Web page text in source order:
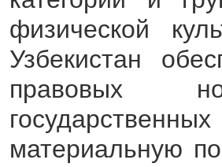
физической
Узбекистан
правовых
материальную